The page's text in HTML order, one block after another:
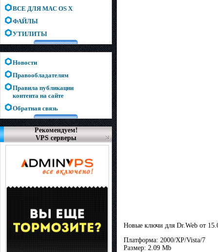
ВСЕ ДЛЯ MAC OS X
ФАЙЛЫ
УТИЛИТЫ
Новости
Правообладателям
Правила публикации
контента на сайте
Обратная связь
Рекомендуем!
VPS серверы
Новые ключи для Dr.Web от
Платформа: 2000/XP/Vista/7
Размер: 2.09 Mb